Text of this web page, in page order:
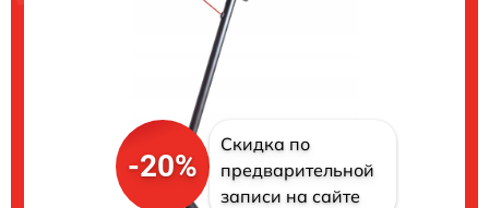
-20%
Скидка по
предварительной
записи на сайте